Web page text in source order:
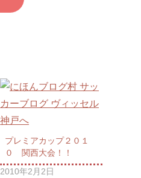
プレミアカップ２０１
０ 関西大会！！
2010年2月2日